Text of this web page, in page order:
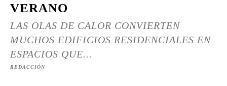
VERANO
LAS OLAS DE CALOR CONVIERTEN
MUCHOS EDIFICIOS RESIDENCIALES EN
ESPACIOS QUE...
REDACCIÓN